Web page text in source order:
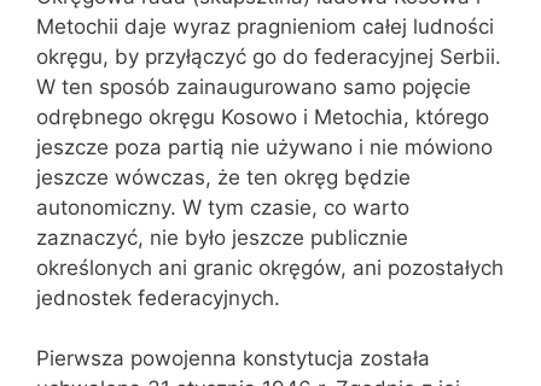
Metochii daje wyraz pragnieniom całej ludności
okręgu, by przyłączyć go do federacyjnej Serbii.
W ten sposób zainaugurowano samo pojęcie
odrębnego okręgu Kosowo i Metochia, którego
jeszcze poza partią nie używano i nie mówiono
jeszcze wówczas, że ten okręg będzie
autonomiczny. W tym czasie, co warto
zaznaczyć, nie było jeszcze publicznie
określonych ani granic okręgów, ani pozostałych
jednostek federacyjnych.
Pierwsza powojenna konstytucja została